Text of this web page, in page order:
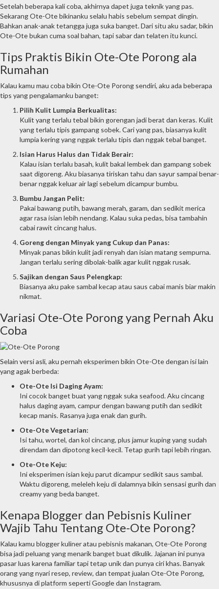
Setelah beberapa kali coba, akhirnya dapet juga teknik yang pas.
Sekarang Ote-Ote bikinanku selalu habis sebelum sempat dingin.
Bahkan anak-anak tetangga juga suka banget. Dari situ aku sadar, bikin
Ote-Ote bukan cuma soal bahan, tapi sabar dan telaten itu kunci.
Tips Praktis Bikin Ote-Ote Porong ala
Rumahan
Kalau kamu mau coba bikin Ote-Ote Porong sendiri, aku ada beberapa
tips yang pengalamanku banget:
Pilih Kulit Lumpia Berkualitas:
Kulit yang terlalu tebal bikin gorengan jadi berat dan keras. Kulit
yang terlalu tipis gampang sobek. Cari yang pas, biasanya kulit
lumpia kering yang nggak terlalu tipis dan nggak tebal banget.
Isian Harus Halus dan Tidak Berair:
Kalau isian terlalu basah, kulit bakal lembek dan gampang sobek
saat digoreng. Aku biasanya tiriskan tahu dan sayur sampai benar-
benar nggak keluar air lagi sebelum dicampur bumbu.
Bumbu Jangan Pelit:
Pakai bawang putih, bawang merah, garam, dan sedikit merica
agar rasa isian lebih nendang. Kalau suka pedas, bisa tambahin
cabai rawit cincang halus.
Goreng dengan Minyak yang Cukup dan Panas:
Minyak panas bikin kulit jadi renyah dan isian matang sempurna.
Jangan terlalu sering dibolak-balik agar kulit nggak rusak.
Sajikan dengan Saus Pelengkap:
Biasanya aku pake sambal kecap atau saus cabai manis biar makin
nikmat.
Variasi Ote-Ote Porong yang Pernah Aku
Coba
Selain versi asli, aku pernah eksperimen bikin Ote-Ote dengan isi lain
yang agak berbeda:
Ote-Ote Isi Daging Ayam:
Ini cocok banget buat yang nggak suka seafood. Aku cincang
halus daging ayam, campur dengan bawang putih dan sedikit
kecap manis. Rasanya juga enak dan gurih.
Ote-Ote Vegetarian:
Isi tahu, wortel, dan kol cincang, plus jamur kuping yang sudah
direndam dan dipotong kecil-kecil. Tetap gurih tapi lebih ringan.
Ote-Ote Keju:
Ini eksperimen isian keju parut dicampur sedikit saus sambal.
Waktu digoreng, meleleh keju di dalamnya bikin sensasi gurih dan
creamy yang beda banget.
Kenapa Blogger dan Pebisnis Kuliner
Wajib Tahu Tentang Ote-Ote Porong?
Kalau kamu blogger kuliner atau pebisnis makanan, Ote-Ote Porong
bisa jadi peluang yang menarik banget buat dikulik. Jajanan ini punya
pasar luas karena familiar tapi tetap unik dan punya ciri khas. Banyak
orang yang nyari resep, review, dan tempat jualan Ote-Ote Porong,
khususnya di platform seperti Google dan Instagram.